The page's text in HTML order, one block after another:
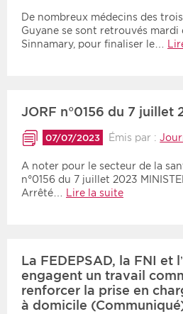
De nombreux médecins des
Guyane se sont retrouvés mardi
Sinnamary, pour finaliser le…
JORF n°0156 du 7 juillet
07/07/2023 Émis par :
A noter pour le secteur de la
n°0156 du 7 juillet 2023
Arrêté…
Lire la suite
La FEDEPSAD, la FNI et
engagent un travail
renforcer la prise en
à domicile